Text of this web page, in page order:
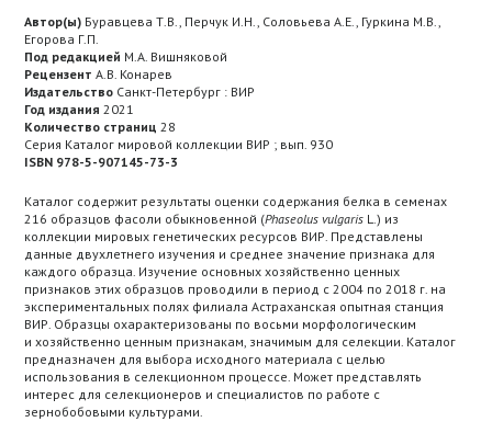
Автор(ы) Буравцева Т.В., Перчук И.Н., Соловьева А.Е., Гуркина М.В.,
Егорова Г.П.
Под редакцией М.А. Вишняковой
Рецензент А.В. Конарев
Издательство Санкт-Петербург : ВИР
Год издания 2021
Количество страниц 28
Серия Каталог мировой коллекции ВИР ; вып. 930
ISBN 978-5-907145-73-3
Каталог содержит результаты оценки содержания белка в семенах
216 образцов фасоли обыкновенной (Phaseolus vulgaris L.) из
коллекции мировых генетических ресурсов ВИР. Представлены
данные двухлетнего изучения и среднее значение признака для
каждого образца. Изучение основных хозяйственно ценных
признаков этих образцов проводили в период с 2004 по 2018 г. на
экспериментальных полях филиала Астраханская опытная станция
ВИР. Образцы охарактеризованы по восьми морфологическим
и хозяйственно ценным признакам, значимым для селекции. Каталог
предназначен для выбора исходного материала с целью
использования в селекционном процессе. Может представлять
интерес для селекционеров и специалистов по работе с
зернобобовыми культурами.